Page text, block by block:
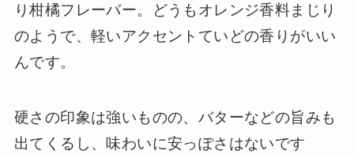
り柑橘フレーバー。どうもオレンジ香料まじり
のようで、軽いアクセントていどの香りがいい
んです。
硬さの印象は強いものの、バターなどの旨みも
出てくるし、味わいに安っぽさはないです